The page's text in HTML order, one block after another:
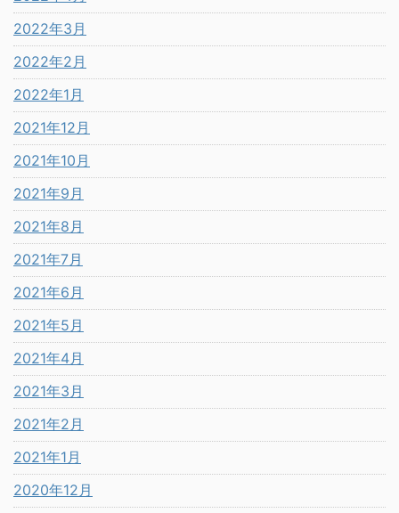
2022年3月
2022年2月
2022年1月
2021年12月
2021年10月
2021年9月
2021年8月
2021年7月
2021年6月
2021年5月
2021年4月
2021年3月
2021年2月
2021年1月
2020年12月